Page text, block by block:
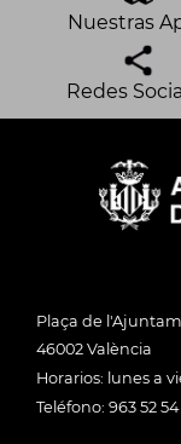
Nuestras
Redes
Plaça de
46002 València
Horarios: lunes a
Teléfono: 963 52